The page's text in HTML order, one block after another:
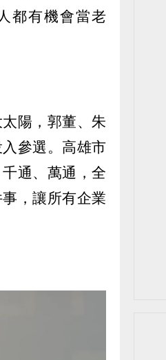
都有機會當老
陽，郭董、朱
參選。高雄市
通、萬通，全
，讓所有企業